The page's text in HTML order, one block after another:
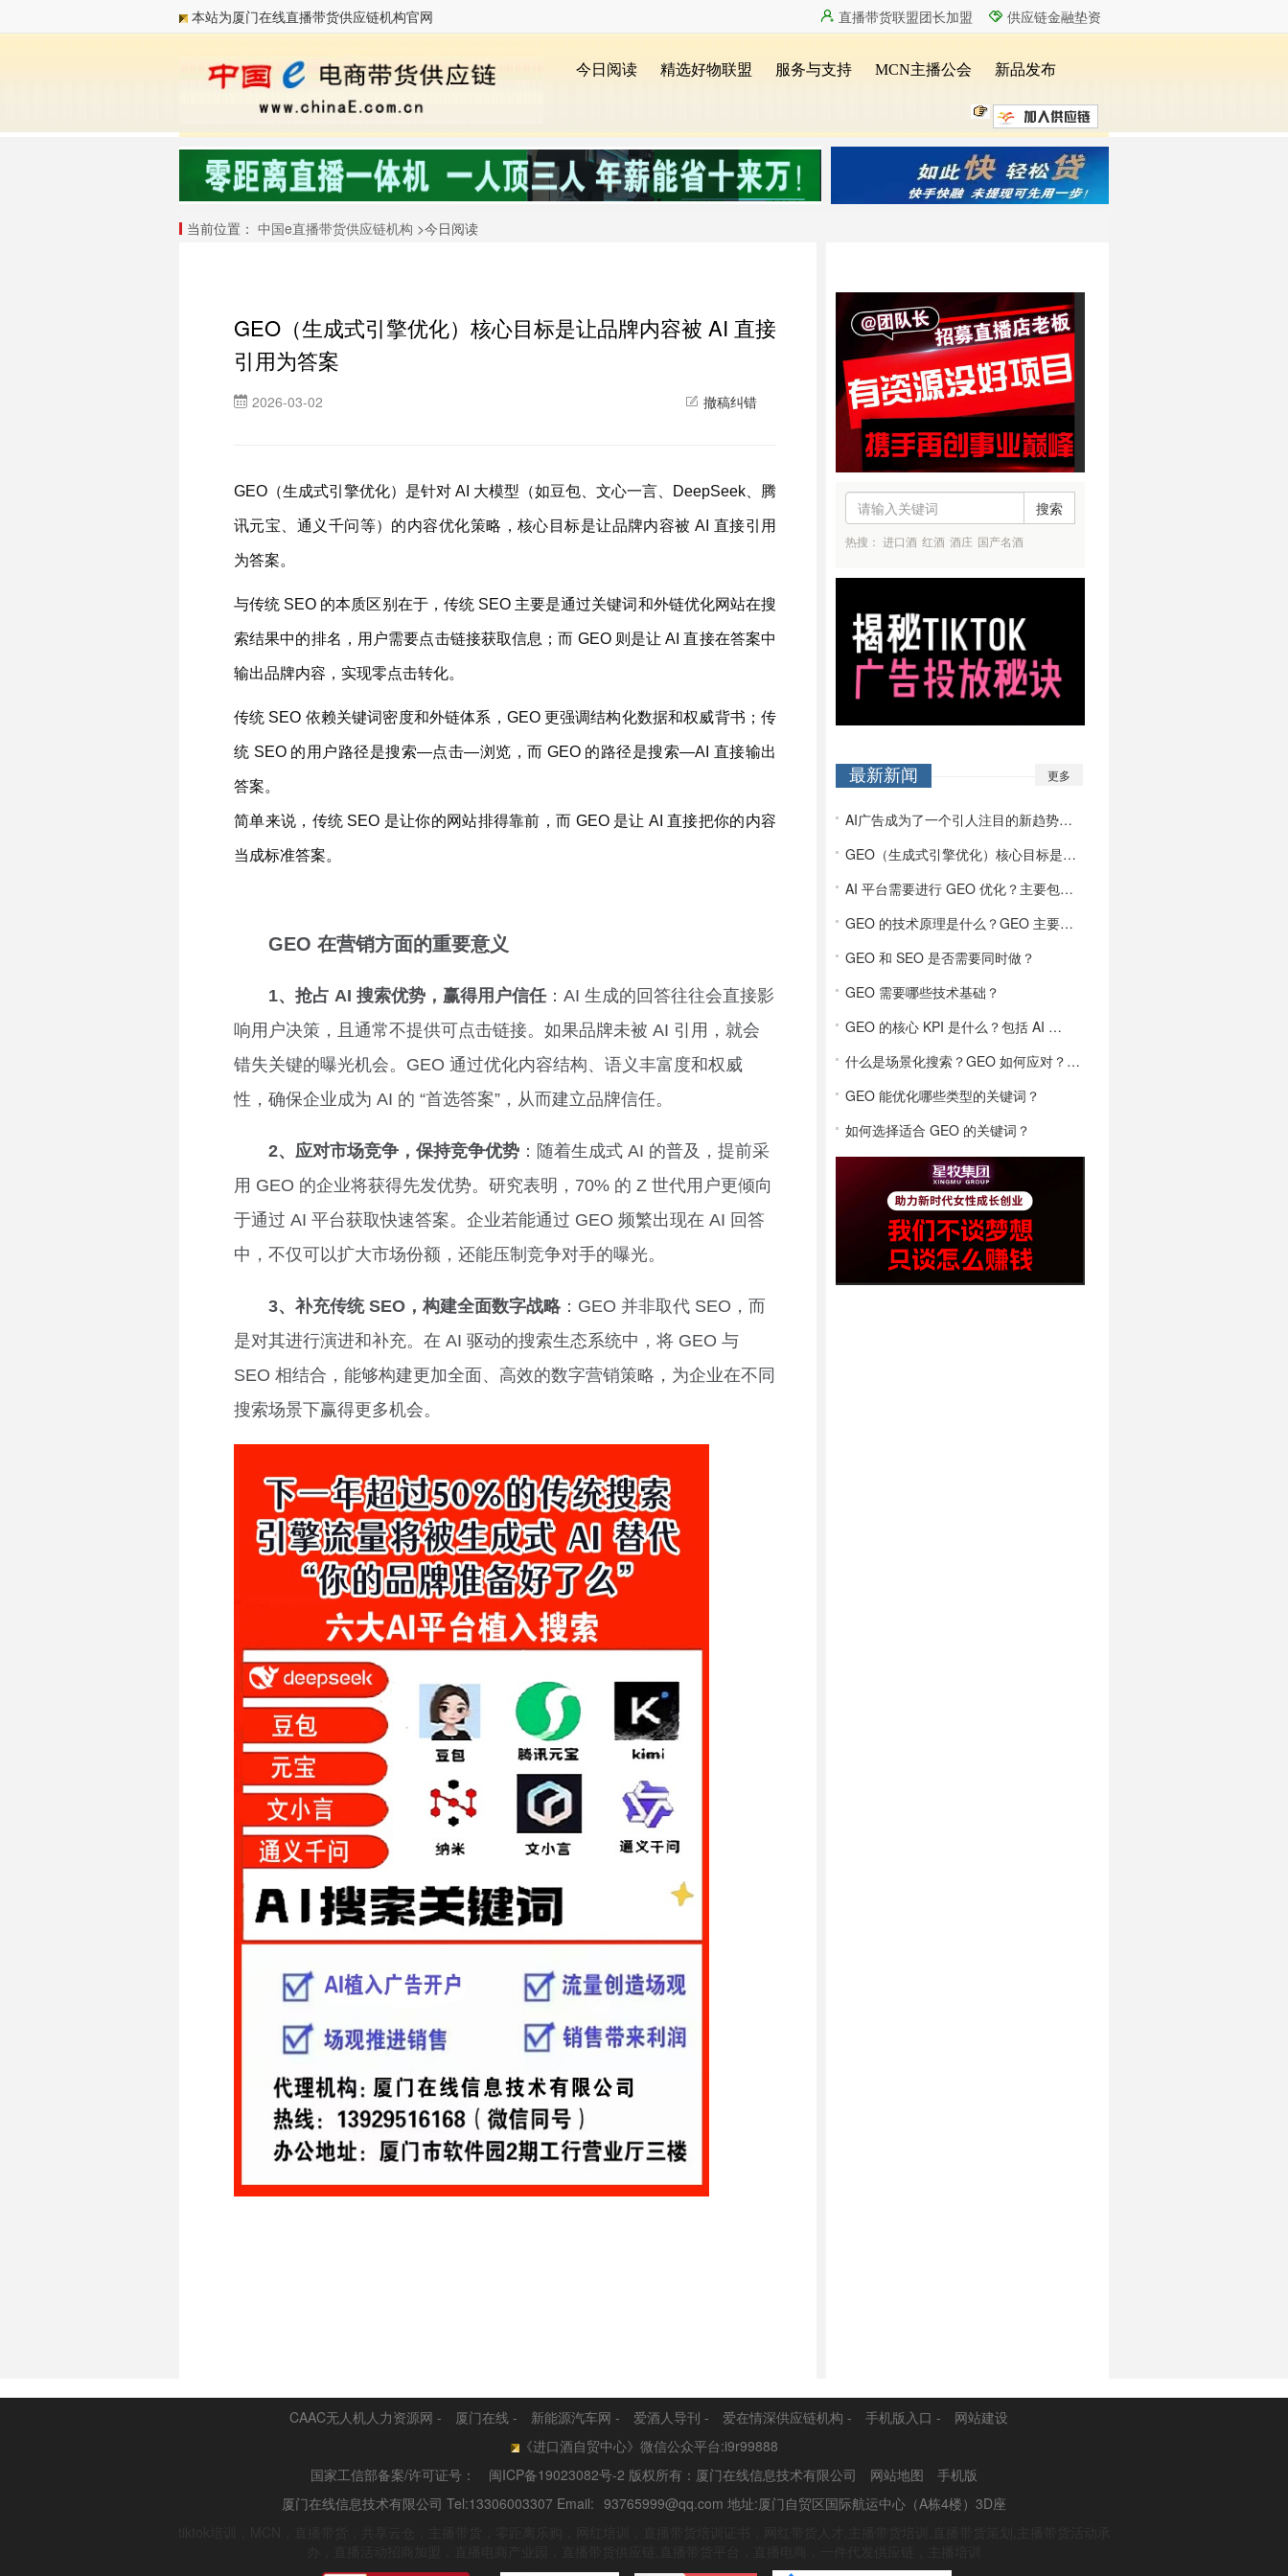
本站为厦门在线直播带货供应链机构官网 供应链金融垫资
直播带货联盟团长加盟
当前位置： 中国e直播带货供应链机构 >今日阅读
GEO（生成式引擎优化）核心目标是让品牌内容被 AI 直接
引用为答案
2026-03-02 撤稿纠错
GEO（生成式引擎优化）是针对 AI 大模型（如豆包、文心一言、DeepSeek、腾
讯元宝、通义千问等）的内容优化策略，核心目标是让品牌内容被 AI 直接引用
为答案。
与传统 SEO 的本质区别在于，传统 SEO 主要是通过关键词和外链优化网站在搜
索结果中的排名，用户需要点击链接获取信息；而 GEO 则是让 AI 直接在答案中
输出品牌内容，实现零点击转化。
传统 SEO 依赖关键词密度和外链体系，GEO 更强调结构化数据和权威背书；传
统 SEO 的用户路径是搜索—点击—浏览，而 GEO 的路径是搜索—AI 直接输出
答案。
简单来说，传统 SEO 是让你的网站排得靠前，而 GEO 是让 AI 直接把你的内容
当成标准答案。
GEO 在营销方面的重要意义
1、抢占 AI 搜索优势，赢得用户信任：AI 生成的回答往往会直接影
响用户决策，且通常不提供可点击链接。如果品牌未被 AI 引用，就会
错失关键的曝光机会。GEO 通过优化内容结构、语义丰富度和权威
性，确保企业成为 AI 的 “首选答案”，从而建立品牌信任。
2、应对市场竞争，保持竞争优势 ：随着生成式 AI 的普及，提前采
用 GEO 的企业将获得先发优势。研究表明，70% 的 Z 世代用户更倾向
于通过 AI 平台获取快速答案。企业若能通过 GEO 频繁出现在 AI 回答
中，不仅可以扩大市场份额，还能压制竞争对手的曝光。
3、补充传统 SEO，构建全面数字战略 ：GEO 并非取代 SEO，而
是对其进行演进和补充。在 AI 驱动的搜索生态系统中，将 GEO 与
SEO 相结合，能够构建更加全面、高效的数字营销策略，为企业在不同
搜索场景下赢得更多机会。
搜索
热搜： 进口酒 红酒 酒庄 国产名酒
最新新闻 更多
AI广告成为了一个引人注目的新趋势。那么，A…
GEO（生成式引擎优化）核心目标是让品牌内容…
AI 平台需要进行 GEO 优化？主要包括…
GEO 的技术原理是什么？GEO 主要通过语…
GEO 和 SEO 是否需要同时做？
GEO 需要哪些技术基础？
GEO 的核心 KPI 是什么？包括 AI …
什么是场景化搜索？GEO 如何应对？…
GEO 能优化哪些类型的关键词？
如何选择适合 GEO 的关键词？
CAAC无人机人力资源网 - 厦门在线 - 新能源汽车网 - 爱酒人导刊 - 爱在情深供应链机构 - 手机版入口 -
网站建设
《进口酒自贸中心》微信公众平台:i9r99888
国家工信部备案/许可证号：
闽ICP备19023082号-2 版权所有：厦门在线信息技术有限公司 网站地图
手机版
厦门在线信息技术有限公司 Tel:13306003307 Email: 93765999@qq.com 地址:厦门自贸区国际航运中心（A栋4楼）3D座